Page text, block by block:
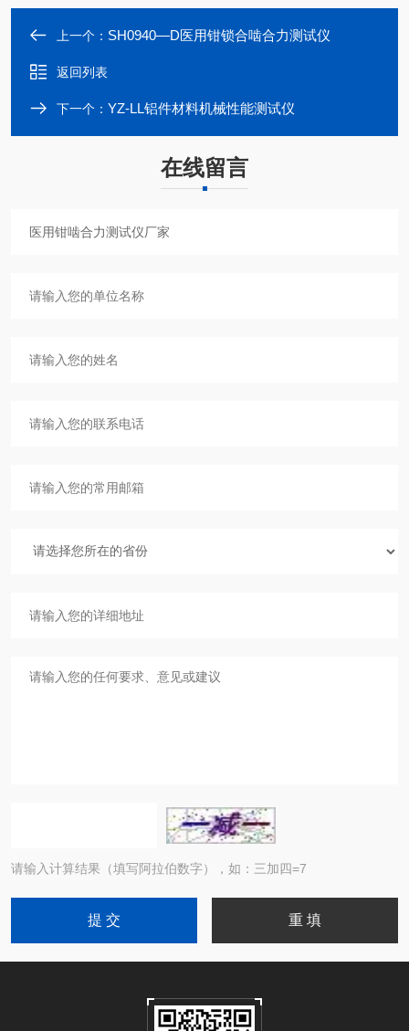
上一个： SH0940—D医用钳锁合啮合力测试仪
返回列表
下一个： YZ-LL铝件材料机械性能测试仪
在线留言
请输入计算结果（填写阿拉伯数字），如：三加四=7